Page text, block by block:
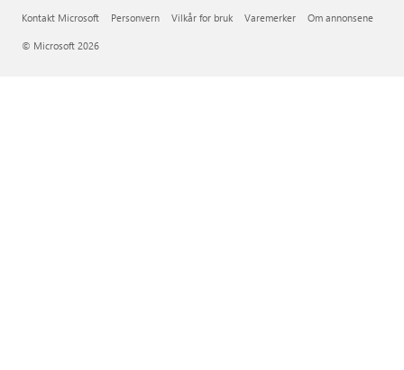
Kontakt Microsoft Personvern Vilkår for bruk Varemerker Om annonsene
© Microsoft 2026